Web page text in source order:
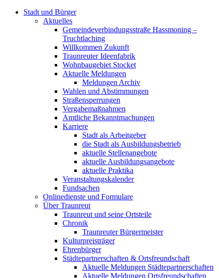
Stadt und Bürger
Aktuelles
Gemeindeverbindungsstraße Hassmoning –
Truchtlaching
Willkommen Zukunft
Traunreuter Ideenfabrik
Wohnbaugebiet Stocket
Aktuelle Meldungen
Meldungen Archiv
Wahlen und Abstimmungen
Straßensperrungen
Vergabemaßnahmen
Amtliche Bekanntmachungen
Karriere
Stadt als Arbeitgeber
die Stadt als Ausbildungsbetrieb
aktuelle Stellenangebote
aktuelle Ausbildungsangebote
aktuelle Praktika
Veranstaltungskalender
Fundsachen
Onlinedienste und Formulare
Über Traunreut
Traunreut und seine Ortsteile
Chronik
Traunreuter Bürgermeister
Kulturpreisträger
Ehrenbürger
Städtepartnerschaften & Ortsfreundschaft
Aktuelle Meldungen Städtepartnerschaften
Aktuelle Meldungen Ortsfreundschaften